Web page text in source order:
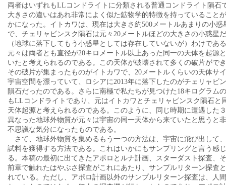
両者はいずれもLLコンドライトに分類される普通コンドライト隕石
大きさの違いはあれ非常によく似た鉱物学的特徴を持っていること
かになった。イトカワは、現在は大きさ約500メートルあまりの小惑
で、チェリャビンスク隕石は元々20メートルほどの大きさの小惑星
（地球に落下してもう小惑星としては存在していないが）わけであ
元々は両者とも直径が20キロメートル以上あった同一の天体を起源
いたと考えられるのである。この天体が破壊されて多くの破片がで
その破片が集まったものがイトカワで、20メートルくらいの天体サ
宇宙空間を漂っていて、ロシアに2013年に落下したのがチェリャビ
隕石だったのである。さらに南極で私たちが見つけた18キログラム
もLLコンドライトであり、元はイトカワとチェリャビンスク隕石と
天体起源と考えられるのである。このように、同じ時期に遭遇した
異なった地球外物質が元々は宇宙の同一天体から来ていたと思うと
不思議な気分になったものである。
さて、地球外物質を集めるもう一つの方法は、宇宙に飛び出して
試料を獲得する方法である。これはいかにもサンプリングと言う感
る。本稿の最初に出てきたアポロとルナ計画、スターダスト探査、
前章で触れたはやぶさ探査がこれにあたり、サンプルリターン探査
れている。ただし、アポロ計画以外のサンプルリターン探査は、人